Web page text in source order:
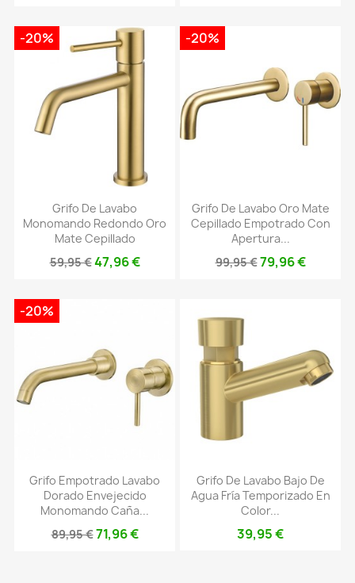
Grifo De Lavabo
Monomando Redondo Oro
Mate Cepillado
59,95 €47,96 €
-20%
Grifo De Lavabo Oro Mate
Cepillado Empotrado Con
Apertura...
99,95 €79,96 €
-20%
Grifo Empotrado Lavabo
Dorado Envejecido
Monomando Caña...
89,95 €71,96 €
-20%
Grifo De Lavabo Bajo De
Agua Fría Temporizado En
Color...
39,95 €